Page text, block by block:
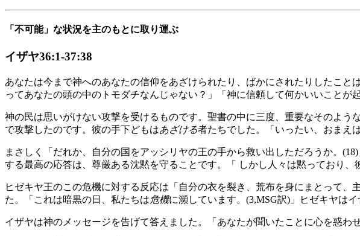
「不可能」な状況を主のもとに取り運ぶ
イザヤ36:1-37:38
あなたは今まで神へのあなたの信仰をあざけられたり、ばかにされたりしたこ
ってあなたの頭の中のトモダチなんじゃない？」「神に信頼して何かいいこと
神の民は思いがけない攻撃を受けるものです。聖書の中に三度、重要なそのよ
で攻撃したのです。彼の手下どもはあざける者たちでした。「いったい、おまえ
まさしく「だれか、自分の国をアッシリヤの王の手から救い出しただろうか。
する最高の応答は、尊厳ある沈黙を守ることです。「 しかし人々は黙っており
ヒゼキヤ王のこの危機に対する反応は「自分の衣を裂き、荒布を身にまとって
た。「これは暗黒の日、私たちは危機に瀕しています。(3,MSG訳)」ヒゼキヤは
イザヤは神のメッセージを告げて答えました。「あなたが聞いたことに心を惑わ